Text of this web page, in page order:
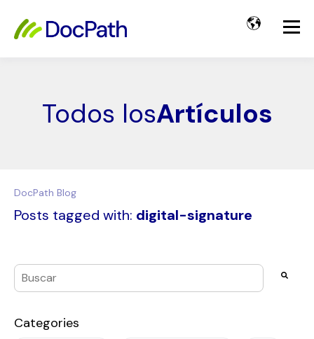
Todos losArtículos
DocPath Blog
Posts tagged with: digital-signature
Esto es un campo de búsqueda con una función de texto
Categories